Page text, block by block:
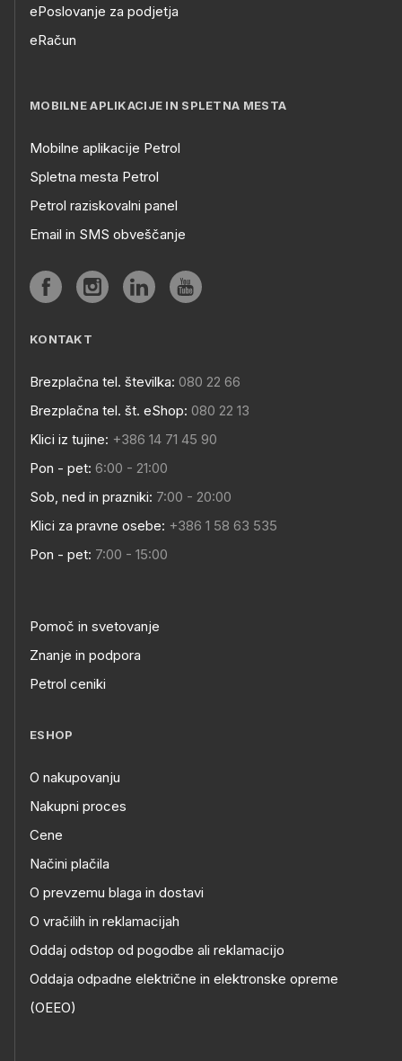
ePoslovanje za podjetja
eRačun
MOBILNE APLIKACIJE IN SPLETNA MESTA
Mobilne aplikacije Petrol
Spletna mesta Petrol
Petrol raziskovalni panel
Email in SMS obveščanje
KONTAKT
Brezplačna tel. številka: 080 22 66
Brezplačna tel. št. eShop: 080 22 13
Klici iz tujine: +386 14 71 45 90
Pon - pet: 6:00 - 21:00
Sob, ned in prazniki: 7:00 - 20:00
Klici za pravne osebe: +386 1 58 63 535
Pon - pet: 7:00 - 15:00
Pomoč in svetovanje
Znanje in podpora
Petrol ceniki
ESHOP
O nakupovanju
Nakupni proces
Cene
Načini plačila
O prevzemu blaga in dostavi
O vračilih in reklamacijah
Oddaj odstop od pogodbe ali reklamacijo
Oddaja odpadne električne in elektronske opreme
(OEEO)